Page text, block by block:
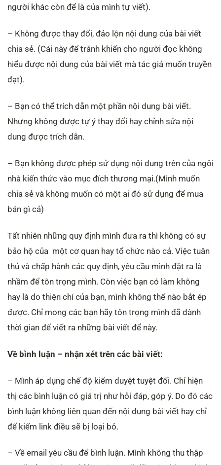
người khác còn để là của mình tự viết).
– Không được thay đổi, đảo lộn nội dung của bài viết
chia sẻ. (Cái này để tránh khiến cho người đọc không
hiểu được nội dung của bài viết mà tác giả muốn truyền
đạt).
– Bạn có thể trích dẫn một phần nội dung bài viết.
Nhưng không được tự ý thay đổi hay chỉnh sửa nội
dung được trích dẫn.
– Bạn không được phép sử dụng nội dung trên của ngôi
nhà kiến thức vào mục đích thương mại.(Mình muốn
chia sẻ và không muốn có một ai đó sử dụng để mua
bán gì cả)
Tất nhiên những quy định mình đưa ra thì không có sự
bảo hộ của một cơ quan hay tổ chức nào cả. Việc tuân
thủ và chấp hành các quy định, yêu cầu mình đặt ra là
nhầm để tôn trọng mình. Còn việc bạn có làm không
hay là do thiện chí của bạn, mình không thể nào bắt ép
được. Chỉ mong các bạn hãy tôn trọng mình đã dành
thời gian để viết ra những bài viết để này.
Về bình luận – nhận xét trên các bài viết:
– Mình áp dụng chế độ kiểm duyệt tuyệt đối. Chỉ hiện
thị các bình luận có giá trị như hỏi đáp, góp ý. Do đó các
bình luận không liên quan đến nội dung bài viết hay chỉ
để kiếm link điều sẽ bị loại bỏ.
– Về email yêu cầu để bình luận. Mình không thu thập